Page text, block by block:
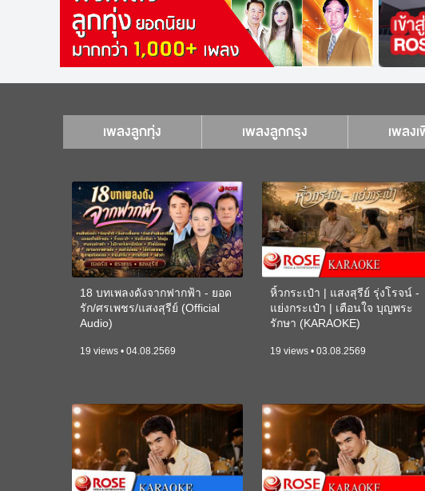
เพลงลูกทุ่ง เพลงลูกกรุง เพลง
18 บทเพลงดังจากฟากฟ้า - ยอด
รัก/ศรเพชร/แสงสุรีย์ (Official
Audio)
19 views • 04.08.2569
หิ้วกระเป๋า | แสงสุรีย์ รุ่งโรจน์ -
แย่งกระเป๋า | เตือนใจ บุญพระ
รักษา (KARAOKE)
19 views • 03.08.2569